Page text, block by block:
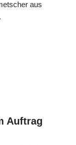
aus
Auftrag